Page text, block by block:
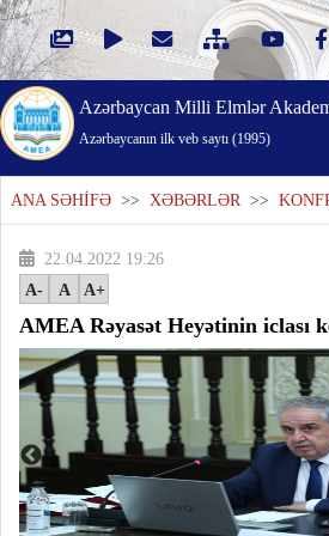
Azərbaycan Milli Elmlər
Azərbaycanın ilk veb saytı (1995)
ANA SƏHİFƏ >> XƏBƏRLƏR >>
22.04.2022 19:26
A-
A A+
AMEA Rəyasət Heyətinin iclası